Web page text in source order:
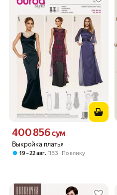
Выкройка платья
Цена 400856 сум вместо
400 856сум
19 – 22 авг, ПВЗ По клику